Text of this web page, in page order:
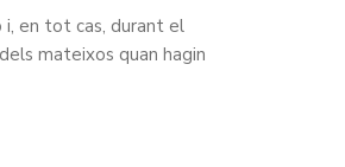
i, en tot cas, durant el
mateixos quan hagin